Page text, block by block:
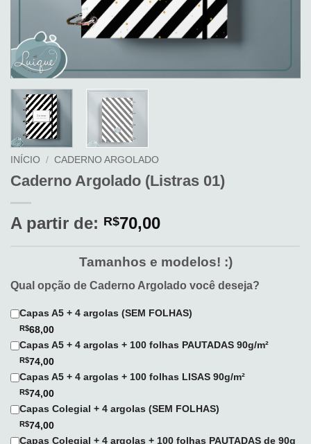
INÍCIO / CADERNO ARGOLADO
Caderno Argolado (Listras 01)
A partir de: R$70,00
Tamanhos e modelos! :)
Qual opção de Caderno Argolado você deseja?
Capas A5 + 4 argolas (SEM FOLHAS)
R$68,00
Capas A5 + 4 argolas + 100 folhas PAUTADAS 90g/m²
R$74,00
Capas A5 + 4 argolas + 100 folhas LISAS 90g/m²
R$74,00
Capas Colegial + 4 argolas (SEM FOLHAS)
R$74,00
Capas Colegial + 4 argolas + 100 folhas PAUTADAS de 90g